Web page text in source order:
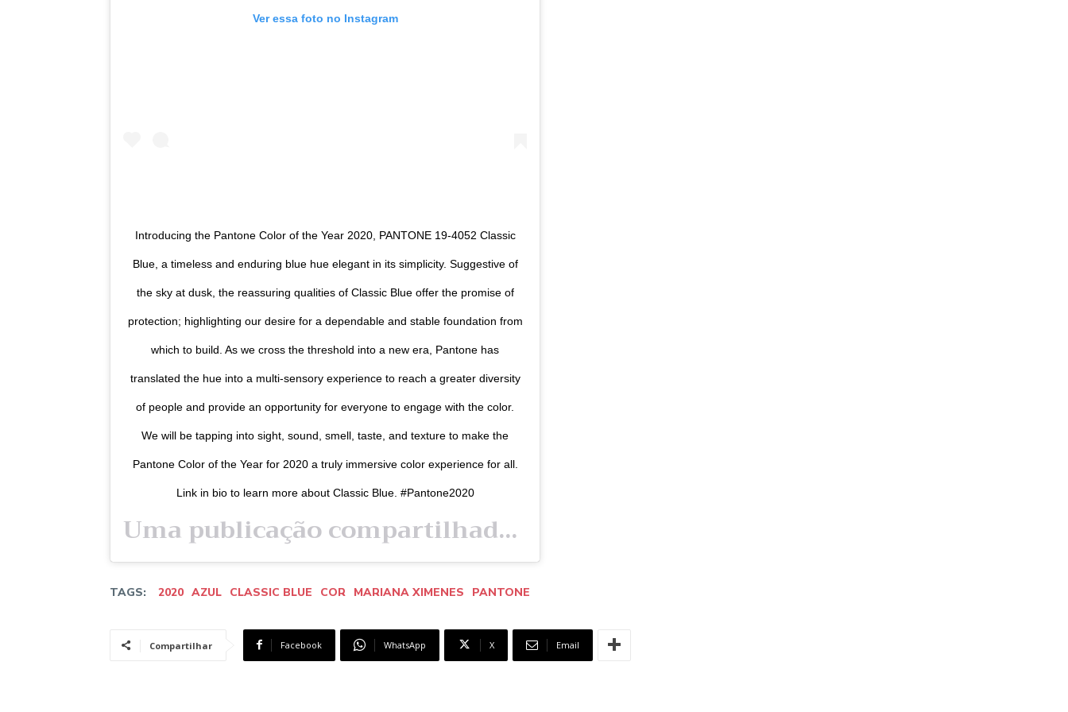
Ver essa foto no Instagram
Introducing the Pantone Color of the Year 2020, PANTONE 19-4052 Classic
Blue, a timeless and enduring blue hue elegant in its simplicity. Suggestive of
the sky at dusk, the reassuring qualities of Classic Blue offer the promise of
protection; highlighting our desire for a dependable and stable foundation from
which to build. As we cross the threshold into a new era, Pantone has
translated the hue into a multi-sensory experience to reach a greater diversity
of people and provide an opportunity for everyone to engage with the color.
We will be tapping into sight, sound, smell, taste, and texture to make the
Pantone Color of the Year for 2020 a truly immersive color experience for all.
Link in bio to learn more about Classic Blue. #Pantone2020
Uma publicação compartilhada por
TAGS: 2020 AZUL CLASSIC BLUE COR MARIANA XIMENES PANTONE
Compartilhar Facebook WhatsApp X Email